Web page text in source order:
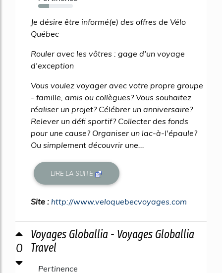
32%
Je désire être informé(e) des offres de Vélo
Québec
Rouler avec les vôtres : gage d'un voyage
d'exception
Vous voulez voyager avec votre propre groupe
- famille, amis ou collègues? Vous souhaitez
réaliser un projet? Célébrer un anniversaire?
Relever un défi sportif? Collecter des fonds
pour une cause? Organiser un lac-à-l'épaule?
Ou simplement découvrir une...
LIRE LA SUITE
Site : http://www.veloquebecvoyages.com
0
Voyages Globallia - Voyages Globallia
Travel
Pertinence